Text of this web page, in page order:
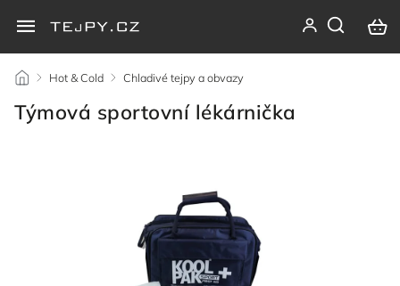
/ Hot & Cold / Chladivé tejpy a obvazy
Týmová sportovní lékárnička